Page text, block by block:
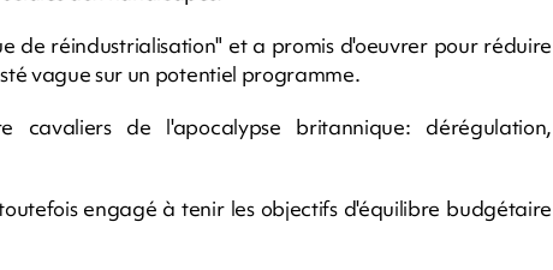
de réindustrialisation" et a promis d'oeuvrer pour réduire
vague sur un potentiel programme.
cavaliers de l'apocalypse britannique: dérégulation,
engagé à tenir les objectifs d'équilibre budgétaire